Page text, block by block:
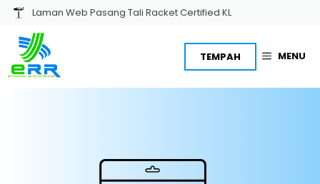
Skip
content
Laman Web Pasang Tali Racket Certified KL
MENU
TEMPAH